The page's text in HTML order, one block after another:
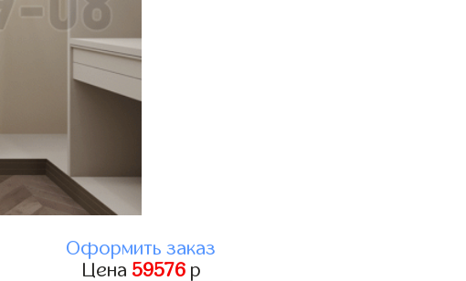
Оформить заказ
Цена 59576р